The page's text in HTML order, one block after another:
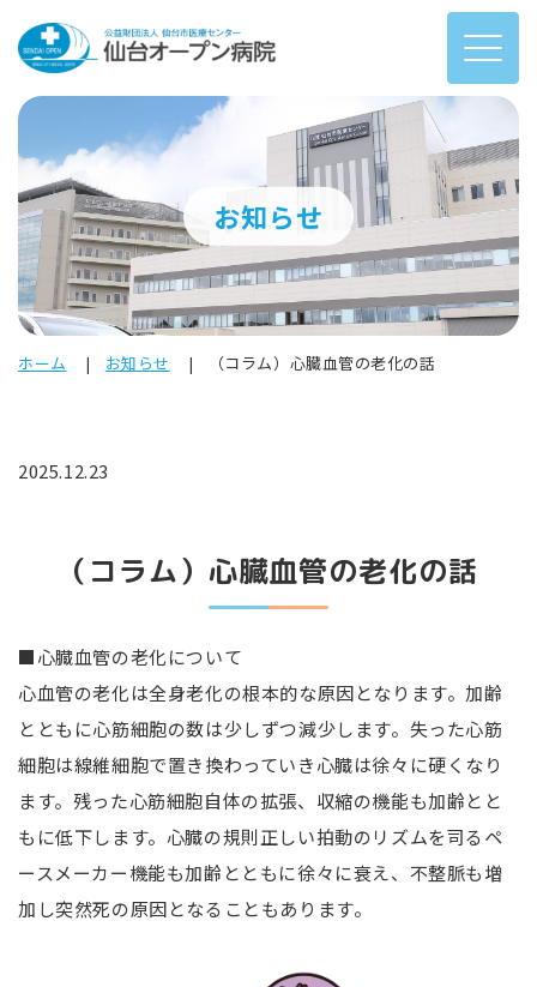
お知らせ
ホーム お知らせ （コラム）心臓血管の老化の話
2025.12.23
（コラム）心臓血管の老化の話
■心臓血管の老化について
心血管の老化は全身老化の根本的な原因となります。加齢
とともに心筋細胞の数は少しずつ減少します。失った心筋
細胞は線維細胞で置き換わっていき心臓は徐々に硬くなり
ます。残った心筋細胞自体の拡張、収縮の機能も加齢とと
もに低下します。心臓の規則正しい拍動のリズムを司るペ
ースメーカー機能も加齢とともに徐々に衰え、不整脈も増
加し突然死の原因となることもあります。